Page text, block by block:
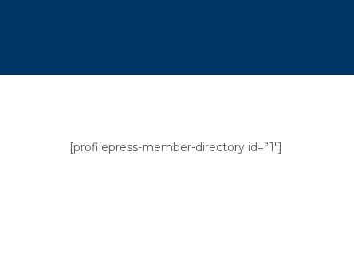
[profilepress-member-directory id=”1″]